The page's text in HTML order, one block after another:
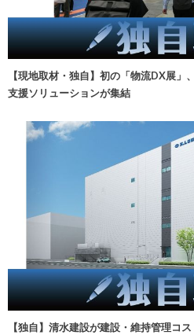
【現地取材・独自】初の「物流DX展
支援ソリューションが集結
【独自】清水建設が建設・維持管理コ